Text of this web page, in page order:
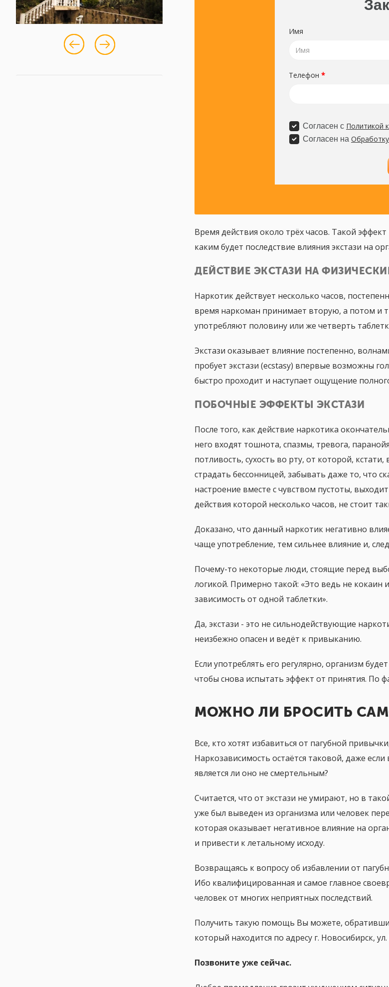
Время действия около трёх часов. Такой
каким будет последствие влияния экстази на
ДЕЙСТВИЕ ЭКСТАЗИ НА
Наркотик действует несколько часов,
время наркоман принимает вторую, а потом и
употребляют половину или же четверть
Экстази оказывает влияние постепенно,
пробует экстази (ecstasy) впервые возможны
быстро проходит и наступает ощущение
ПОБОЧНЫЕ ЭФФЕКТЫ ЭКСТАЗИ
После того, как действие наркотика
него входят тошнота, спазмы, тревога,
потливость, сухость во рту, от которой,
страдать бессонницей, забывать даже то, что
настроение вместе с чувством пустоты,
действия которой несколько часов, не стоит
Доказано, что данный наркотик негативно
чаще употребление, тем сильнее влияние и,
Почему-то некоторые люди, стоящие перед
логикой. Примерно такой: «Это ведь не кокаин
зависимость от одной таблетки».
Да, экстази - это не сильнодействующие
неизбежно опасен и ведёт к привыканию.
Если употреблять его регулярно, организм
чтобы снова испытать эффект от принятия. По
МОЖНО ЛИ БРОСИТЬ
Все, кто хотят избавиться от пагубной
Наркозависимость остаётся таковой, даже
является ли оно не смертельным?
Считается, что от экстази не умирают, но в
уже был выведен из организма или человек
которая оказывает негативное влияние на
и привести к летальному исходу.
Возвращаясь к вопросу об избавлении от
Ибо квалифицированная и самое главное
человек от многих неприятных последствий.
Получить такую помощь Вы можете,
который находится по адресу г. Новосибирск,
Позвоните уже сейчас.